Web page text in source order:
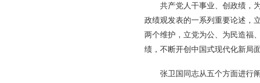
共产党人干事业、创政绩，
政绩观发表的一系列重要论述，
两个维护，立党为公、为民造福
绩，不断开创中国式现代化新局
张卫国同志从五个方面进行